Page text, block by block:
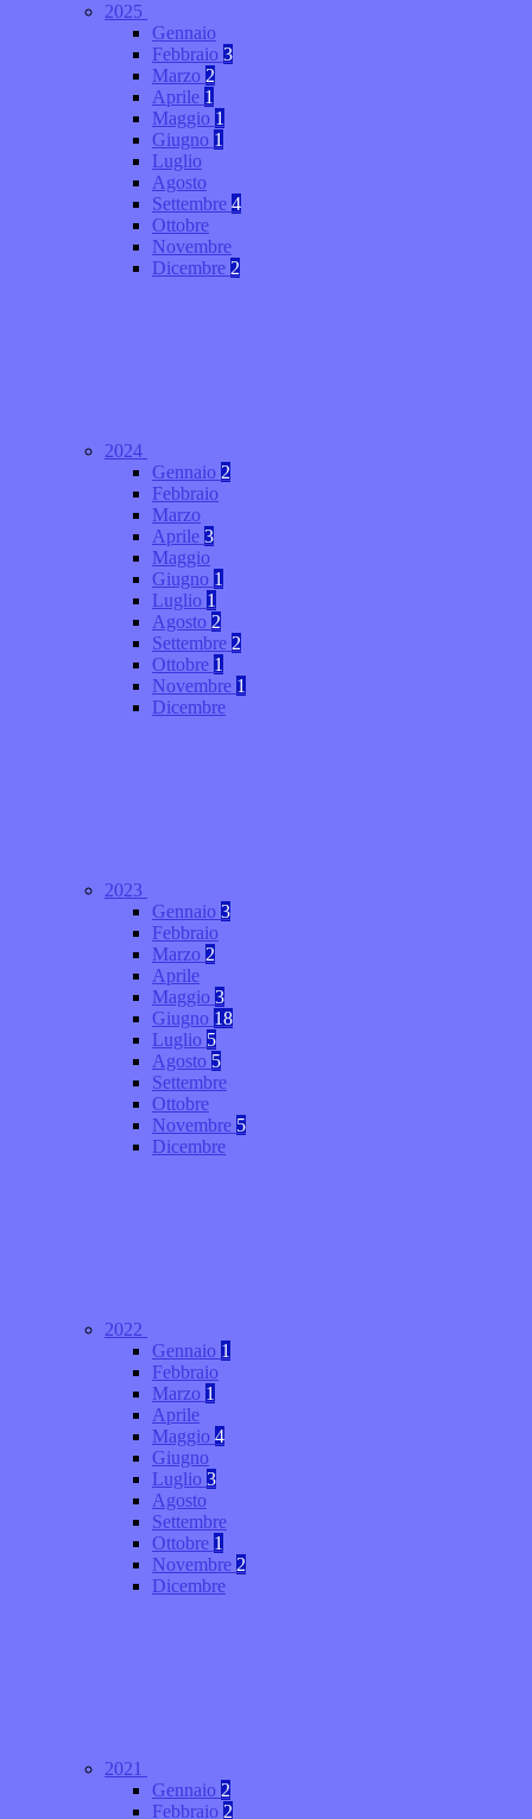
2025
Gennaio
Febbraio 3
Marzo 2
Aprile 1
Maggio 1
Giugno 1
Luglio
Agosto
Settembre 4
Ottobre
Novembre
Dicembre 2
2024
Gennaio 2
Febbraio
Marzo
Aprile 3
Maggio
Giugno 1
Luglio 1
Agosto 2
Settembre 2
Ottobre 1
Novembre 1
Dicembre
2023
Gennaio 3
Febbraio
Marzo 2
Aprile
Maggio 3
Giugno 18
Luglio 5
Agosto 5
Settembre
Ottobre
Novembre 5
Dicembre
2022
Gennaio 1
Febbraio
Marzo 1
Aprile
Maggio 4
Giugno
Luglio 3
Agosto
Settembre
Ottobre 1
Novembre 2
Dicembre
2021
Gennaio 2
Febbraio 2